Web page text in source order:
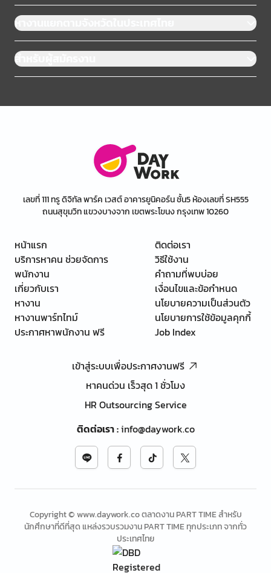
หางานแยกตามจังหวัดในประเทศไทย
สำหรับผู้สมัครงาน
เลขที่ 111 ทรู ดิจิทัล พาร์ค เวสต์ อาคารยูนิคอร์น ชั้น5 ห้องเลขที่ SH555
ถนนสุขุมวิท แขวงบางจาก เขตพระโขนง กรุงเทพ 10260
หน้าแรก
บริการหาคน ช่วยจัดการ
พนักงาน
เกี่ยวกับเรา
หางาน
หางานพาร์ทไทม์
ประกาศหาพนักงาน ฟรี
ติดต่อเรา
วิธีใช้งาน
คำถามที่พบบ่อย
เงื่อนไขและข้อกำหนด
นโยบายความเป็นส่วนตัว
นโยบายการใช้ข้อมูลคุกกี้
Job Index
เข้าสู่ระบบเพื่อประกาศงานฟรี
หาคนด่วน เร็วสุด 1 ชั่วโมง
HR Outsourcing Service
ติดต่อเรา:info@daywork.co
Copyright © www.daywork.co ตลาดงาน PART TIME สำหรับ
นักศึกษาที่ดีที่สุด แหล่งรวบรวมงาน PART TIME ทุกประเภท จากทั่ว
ประเทศไทย